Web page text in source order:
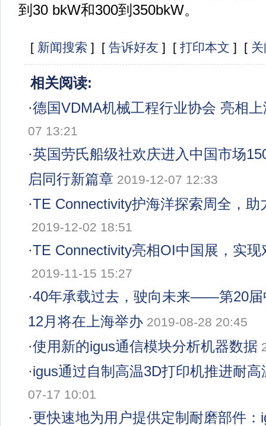
到30 bkW和300到350bkW。
[ 新闻搜索 ] [ 告诉好友 ] [ 打印本文 ] [
相关阅读:
·德国VDMA机械工程行业协会 亮相
07 13:21
·英国劳氏船级社欢庆进入中国市场
启同行新篇章 2019-12-07 12:33
·TE Connectivity护海洋探索周全，助
2019-12-02 18:51
·TE Connectivity亮相OI中国展，实
2019-11-15 15:27
·40年承载过去，驶向未来——第20届
12月将在上海举办 2019-08-28 20:45
·使用新的igus通信模块分析机器数据
·igus通过自制高温3D打印机推进耐
07-17 10:01
·更快速地为用户提供定制耐磨部件